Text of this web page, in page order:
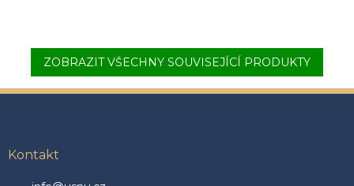
ZOBRAZIT VŠECHNY SOUVISEJÍCÍ PRODUKTY
Kontakt